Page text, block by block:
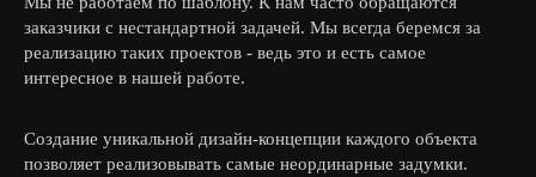
заказчики с нестандартной задачей. Мы всегда беремся за
реализацию таких проектов - ведь это и есть самое
интересное в нашей работе.
Создание уникальной дизайн-концепции каждого объекта
позволяет реализовывать самые неординарные задумки.